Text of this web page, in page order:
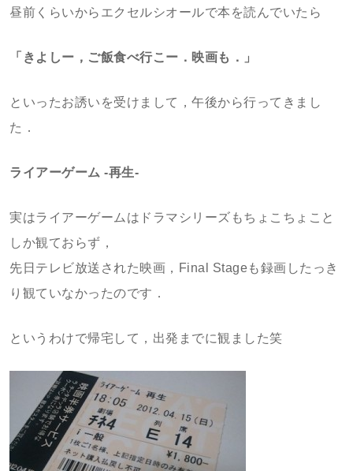
昼前くらいからエクセルシオールで本を読んでいたら
「きよしー，ご飯食べ行こー．映画も．」
といったお誘いを受けまして，午後から行ってきまし
た．
ライアーゲーム -再生-
実はライアーゲームはドラマシリーズもちょこちょこと
しか観ておらず，
先日テレビ放送された映画，Final Stageも録画したっき
り観ていなかったのです．
というわけで帰宅して，出発までに観ました笑